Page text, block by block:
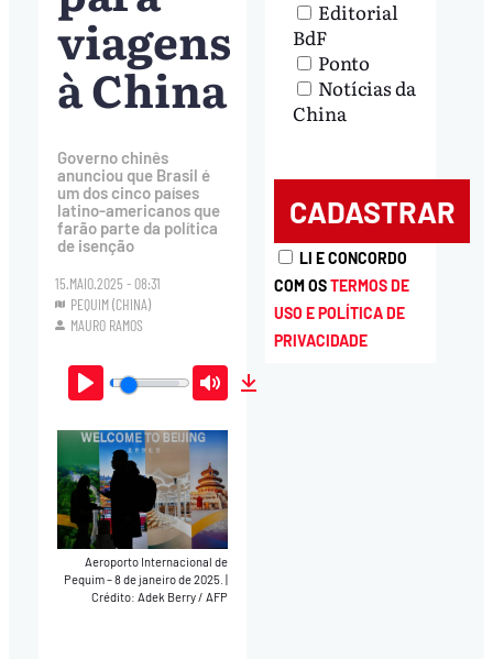
viagens
à China
Governo chinês
anunciou que Brasil é
um dos cinco países
latino-americanos que
farão parte da política
de isenção
15.MAIO.2025 - 08:31
PEQUIM (CHINA)
MAURO RAMOS
Play Mute
Aeroporto Internacional de
Pequim – 8 de janeiro de 2025.|
Crédito: Adek Berry / AFP
Editorial
BdF
Ponto
Notícias da
China
LI E CONCORDO
COM OSTERMOS DE
USO E POLÍTICA DE
PRIVACIDADE